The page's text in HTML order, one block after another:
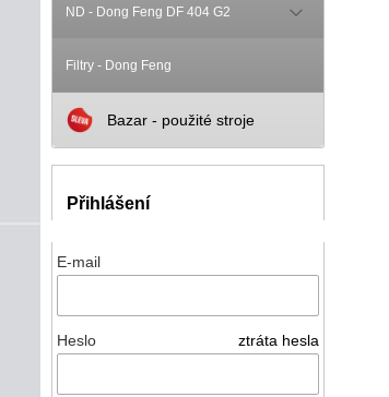
ND - Dong Feng DF 404 G2
Filtry - Dong Feng
Bazar - použité stroje
Přihlášení
E-mail
Heslo ztráta hesla